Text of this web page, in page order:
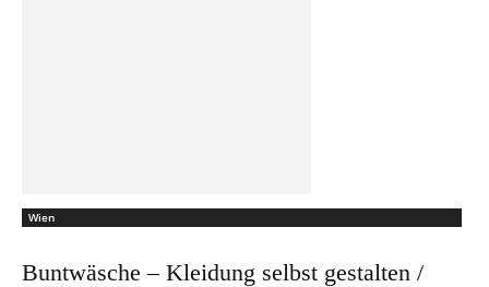
Wien
Buntwäsche – Kleidung selbst gestalten /